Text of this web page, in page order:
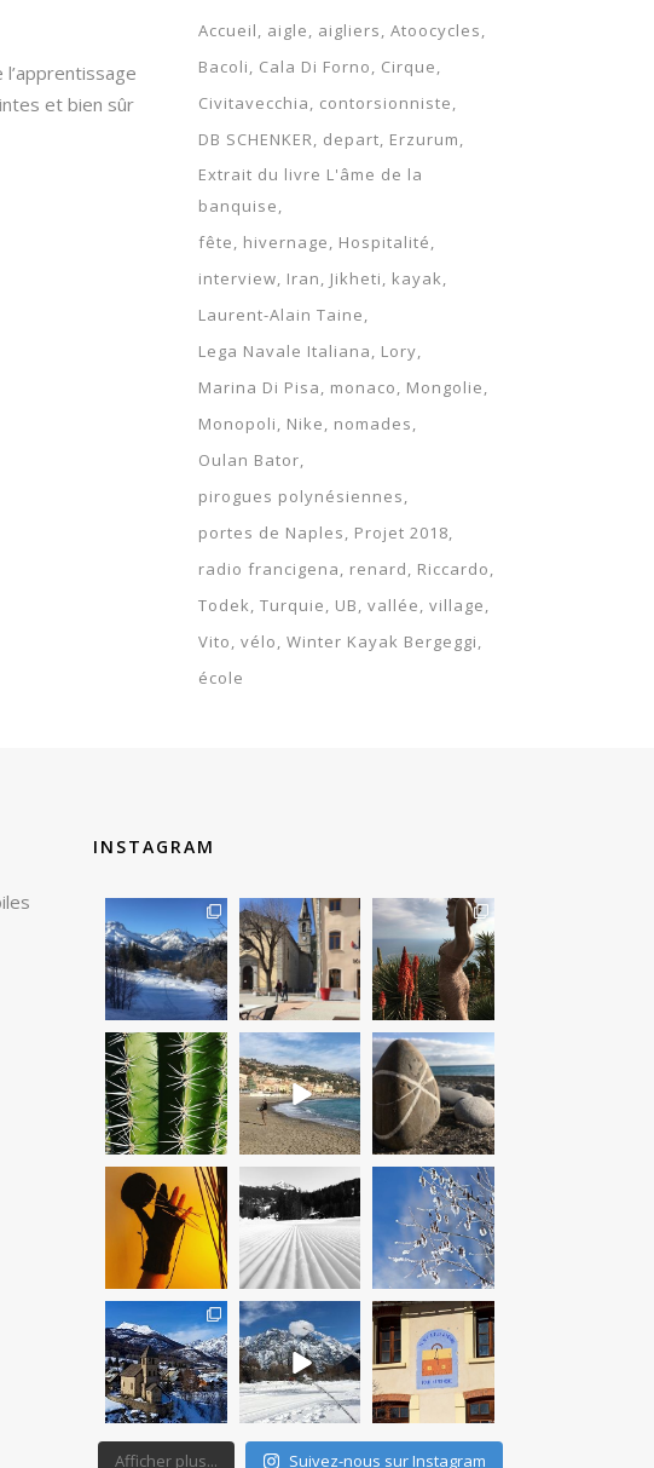
et bien sûr
Accueil aigle aigliers Atoocycles
Bacoli
Cala Di Forno
Cirque
Civitavecchia
contorsionniste
DB SCHENKER depart Erzurum
Extrait du livre L'âme de la
banquise
fête
hivernage
Hospitalité
interview Iran Jikheti
kayak
Laurent-Alain Taine
Lega Navale Italiana
Lory
Marina Di Pisa
monaco
Mongolie
Monopoli
Nike
nomades
Oulan Bator
pirogues polynésiennes
portes de Naples
Projet 2018
radio francigena
renard
Riccardo
Todek Turquie UB vallée village
Vito vélo Winter Kayak Bergeggi
école
INSTAGRAM
therouteantognelli
Mar 11
therouteantognelli
Mar 10
therouteantognelli
Mar 9
therouteantognelli
Mar 9
therouteantognelli
Fév 23
therouteantognelli
Fév 23
therouteantognelli
Fév 22
therouteantognelli
Jan 24
therouteantognelli
Jan 17
therouteantognelli
Jan 17
therouteantognelli
Jan 17
therouteantognelli
Jan 16
Afficher plus... Suivez-nous sur Instagram